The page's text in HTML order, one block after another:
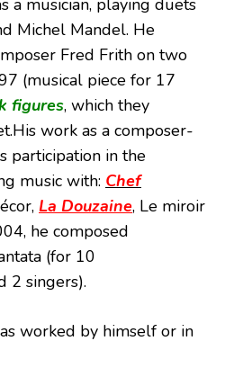
a musician, playing duets
Michel Mandel. He
Fred Frith on two
(musical piece for 17
figures, which they
work as a composer-
participation in the
music with: Chef
La Douzaine, Le miroir
he composed
(for 10
2 singers).
worked by himself or in